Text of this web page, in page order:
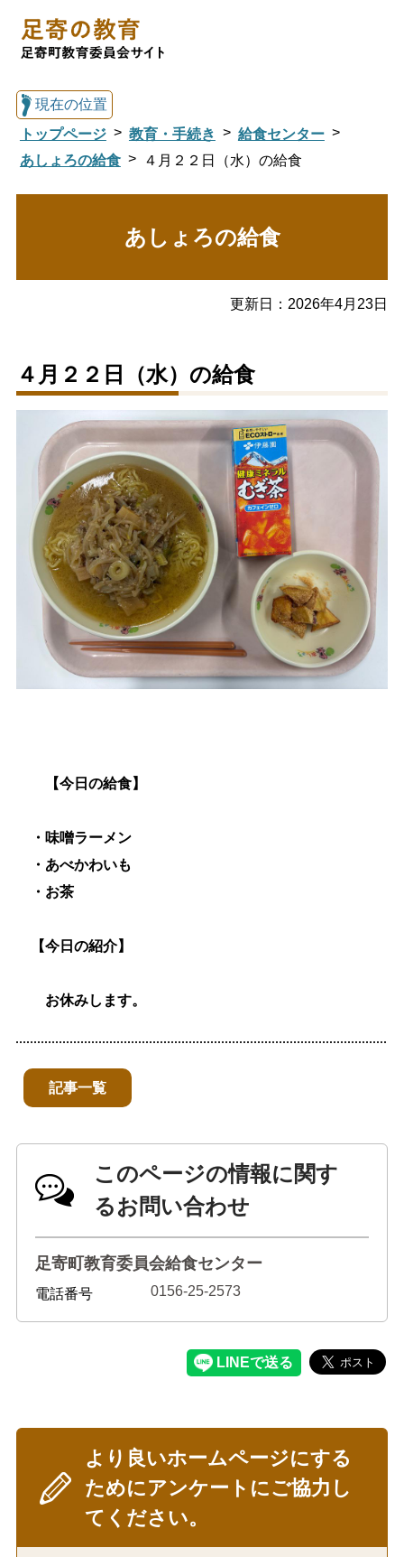
図書館
文化・スポーツ
文字サイズ
標準 拡大
色合い
白 黒 黄 青
リセット
現在の位置
トップページ
教育・手続き
給食センター
あしょろの給食
４月２２日（水）の給食
あしょろの給食
更新日： 2026年4月23日
４月２２日（水）の給食
【今日の給食】
・味噌ラーメン
・あべかわいも
・お茶
【今日の紹介】
お休みします。
記事一覧
このページの情報に関す
るお問い合わせ
足寄町教育委員会給食センター
電話番号 0156-25-2573
より良いホームページにする
ためにアンケートにご協力し
てください。